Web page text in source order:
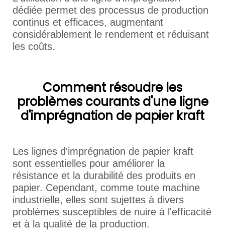
dédiée permet des processus de production
continus et efficaces, augmentant
considérablement le rendement et réduisant
les coûts.
Comment résoudre les
problèmes courants d'une ligne
d'imprégnation de papier kraft
Les lignes d'imprégnation de papier kraft
sont essentielles pour améliorer la
résistance et la durabilité des produits en
papier. Cependant, comme toute machine
industrielle, elles sont sujettes à divers
problèmes susceptibles de nuire à l'efficacité
et à la qualité de la production.